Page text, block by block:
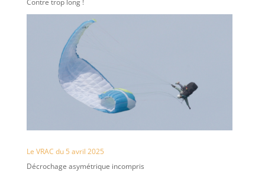
Contre trop long !
Le VRAC du 5 avril 2025
Décrochage asymétrique incompris